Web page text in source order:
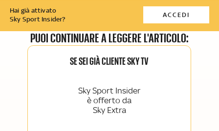
Hai già attivato
Sky Sport Insider?
ACCEDI
PUOI CONTINUARE A LEGGERE L'ARTICOLO:
SE SEI GIÀ CLIENTE SKY TV
Sky Sport Insider
è offerto da
Sky Extra